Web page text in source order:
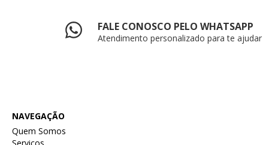
FALE CONOSCO PELO WHATSAPP
Atendimento personalizado para te ajudar
NAVEGAÇÃO
Quem Somos